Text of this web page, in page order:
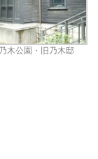
乃木公園・旧乃木邸